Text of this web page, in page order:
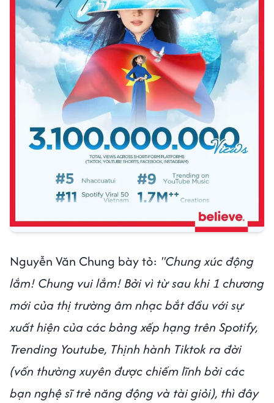
Nguyễn Văn Chung bày tỏ: "Chung xúc động
lắm! Chung vui lắm! Bởi vì từ sau khi 1 chương
mới của thị trường âm nhạc bắt đầu với sự
xuất hiện của các bảng xếp hạng trên Spotify,
Trending Youtube, Thịnh hành Tiktok ra đời
(vốn thường xuyên được chiếm lĩnh bởi các
bạn nghệ sĩ trẻ năng động và tài giỏi), thì đây